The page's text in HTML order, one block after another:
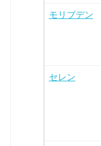
モリブデン
セレン